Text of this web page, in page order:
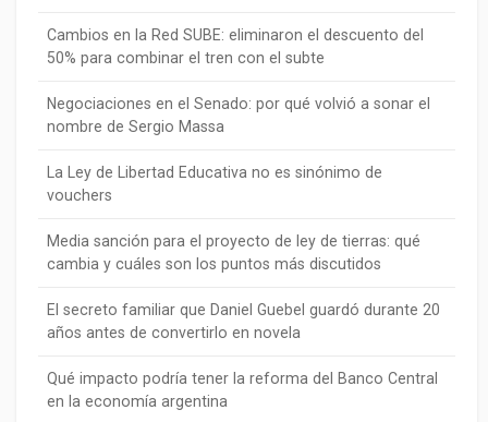
Cambios en la Red SUBE: eliminaron el descuento del
50% para combinar el tren con el subte
Negociaciones en el Senado: por qué volvió a sonar el
nombre de Sergio Massa
La Ley de Libertad Educativa no es sinónimo de
vouchers
Media sanción para el proyecto de ley de tierras: qué
cambia y cuáles son los puntos más discutidos
El secreto familiar que Daniel Guebel guardó durante 20
años antes de convertirlo en novela
Qué impacto podría tener la reforma del Banco Central
en la economía argentina